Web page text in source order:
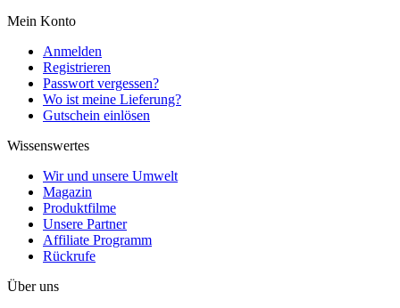
Mein Konto
Anmelden
Registrieren
Passwort vergessen?
Wo ist meine Lieferung?
Gutschein einlösen
Wissenswertes
Wir und unsere Umwelt
Magazin
Produktfilme
Unsere Partner
Affiliate Programm
Rückrufe
Über uns